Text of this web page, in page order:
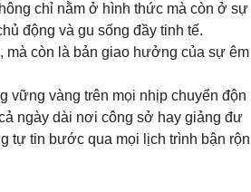
chỉ nằm ở hình thức mà còn ở sự
động và gu sống đầy tinh tế.
mà còn là bản giao hưởng của sự êm
vững vàng trên mọi nhịp chuyển độn
ngày dài nơi công sở hay giảng đư
tự tin bước qua mọi lịch trình bận rộn